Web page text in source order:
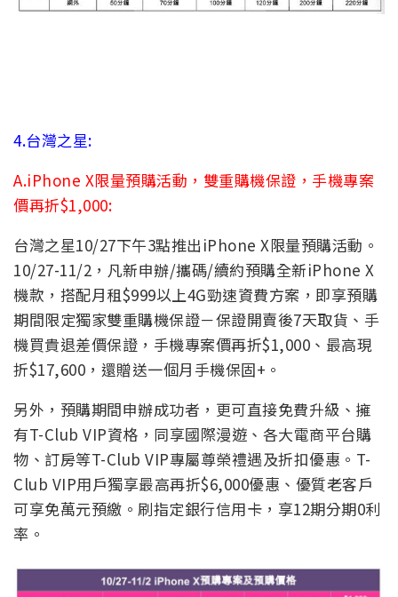
4.台灣之星:
A.iPhone X限量預購活動，雙重購機保證，手機專案
價再折$1,000:
台灣之星10/27下午3點推出iPhone X限量預購活動。
10/27-11/2，凡新申辦/攜碼/續約預購全新iPhone X
機款，搭配月租$999以上4G勁速資費方案，即享預購
期間限定獨家雙重購機保證－保證開賣後7天取貨、手
機買貴退差價保證，手機專案價再折$1,000、最高現
折$17,600，還贈送一個月手機保固+。
另外，預購期間申辦成功者，更可直接免費升級、擁
有T-Club VIP資格，同享國際漫遊、各大電商平台購
物、訂房等T-Club VIP專屬尊榮禮遇及折扣優惠。T-
Club VIP用戶獨享最高再折$6,000優惠、優質老客戶
可享免萬元預繳。刷指定銀行信用卡，享12期分期0利
率。